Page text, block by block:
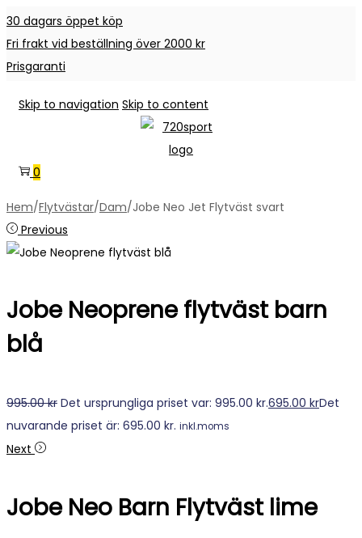
30 dagars öppet köp
Fri frakt vid beställning över 2000 kr
Prisgaranti
Skip to navigation Skip to content
0
Hem/Flytvästar/Dam/Jobe Neo Jet Flytväst svart
Previous
Jobe Neoprene flytväst barn
blå
995.00kr Det ursprungliga priset var: 995.00 kr.695.00 krDet
nuvarande priset är: 695.00 kr. inkl.moms
Next
Jobe Neo Barn Flytväst lime